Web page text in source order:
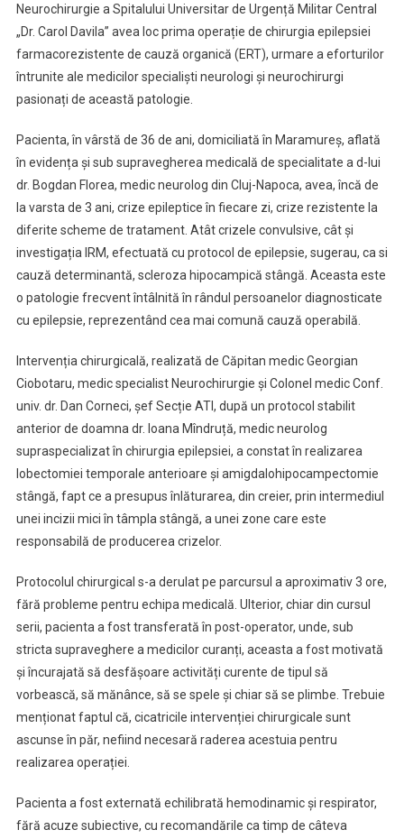
Neurochirurgie a Spitalului Universitar de Urgență Militar Central
„Dr. Carol Davila” avea loc prima operație de chirurgia epilepsiei
farmacorezistente de cauză organică (ERT), urmare a eforturilor
întrunite ale medicilor specialiști neurologi și neurochirurgi
pasionați de această patologie.
Pacienta, în vârstă de 36 de ani, domiciliată în Maramureș, aflată
în evidența și sub supravegherea medicală de specialitate a d-lui
dr. Bogdan Florea, medic neurolog din Cluj-Napoca, avea, încă de
la varsta de 3 ani, crize epileptice în fiecare zi, crize rezistente la
diferite scheme de tratament. Atât crizele convulsive, cât și
investigația IRM, efectuată cu protocol de epilepsie, sugerau, ca si
cauză determinantă, scleroza hipocampică stângă. Aceasta este
o patologie frecvent întâlnită în rândul persoanelor diagnosticate
cu epilepsie, reprezentând cea mai comună cauză operabilă.
Intervenția chirurgicală, realizată de Căpitan medic Georgian
Ciobotaru, medic specialist Neurochirurgie și Colonel medic Conf.
univ. dr. Dan Corneci, șef Secție ATI, după un protocol stabilit
anterior de doamna dr. Ioana Mîndruță, medic neurolog
supraspecializat în chirurgia epilepsiei, a constat în realizarea
lobectomiei temporale anterioare și amigdalohipocampectomie
stângă, fapt ce a presupus înlăturarea, din creier, prin intermediul
unei incizii mici în tâmpla stângă, a unei zone care este
responsabilă de producerea crizelor.
Protocolul chirurgical s-a derulat pe parcursul a aproximativ 3 ore,
fără probleme pentru echipa medicală. Ulterior, chiar din cursul
serii, pacienta a fost transferată în post-operator, unde, sub
stricta supraveghere a medicilor curanți, aceasta a fost motivată
și încurajată să desfășoare activități curente de tipul să
vorbească, să mănânce, să se spele și chiar să se plimbe. Trebuie
menționat faptul că, cicatricile intervenției chirurgicale sunt
ascunse în păr, nefiind necesară raderea acestuia pentru
realizarea operației.
Pacienta a fost externată echilibrată hemodinamic și respirator,
fără acuze subiective, cu recomandările ca timp de câteva